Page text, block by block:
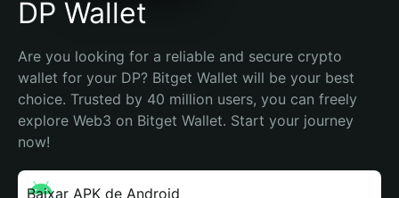
DP Wallet
Are you looking for a reliable and secure crypto
wallet for your DP? Bitget Wallet will be your best
choice. Trusted by 40 million users, you can freely
explore Web3 on Bitget Wallet. Start your journey
now!
Baixar APK de Android